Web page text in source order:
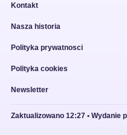
Kontakt
Nasza historia
Polityka prywatnosci
Polityka cookies
Newsletter
Zaktualizowano 12:27 • Wydanie